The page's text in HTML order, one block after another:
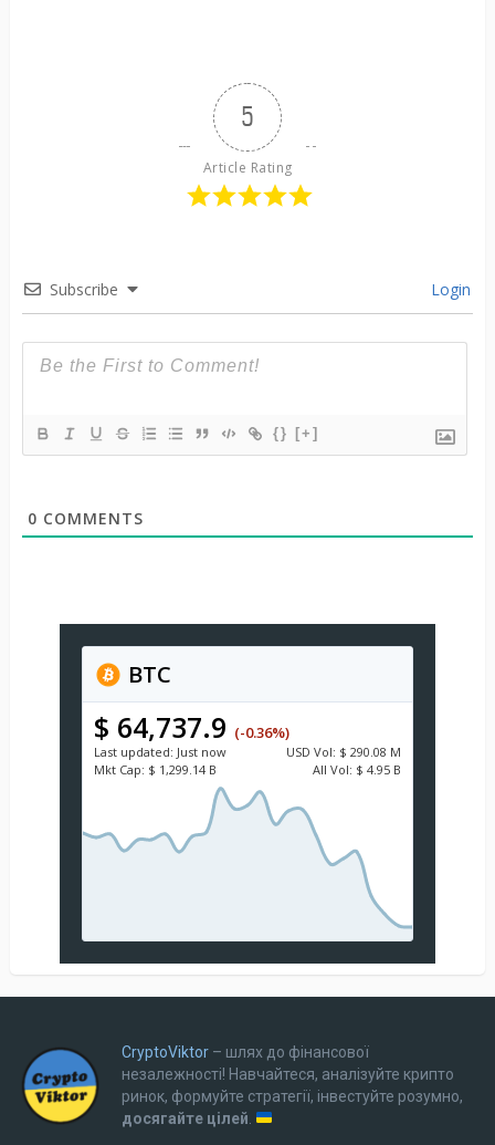
5
Article Rating
Subscribe Login
{} [+]
0 COMMENTS
BTC
$ 64,737.9 (-0.36%)
Last updated: Just now USD Vol: $ 290.08 M
Mkt Cap: $ 1,299.14 B All Vol: $ 4.95 B
CryptoViktor– шлях до фінансової
незалежності! Навчайтеся, аналізуйте крипто
ринок, формуйте стратегії, інвестуйте розумно,
досягайте цілей